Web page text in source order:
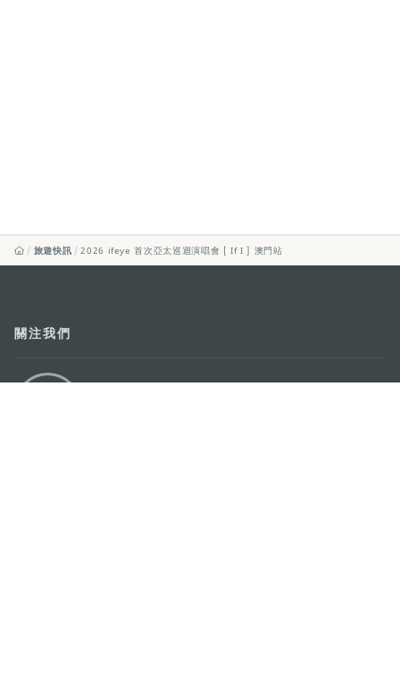
旅遊快訊 2026 ifeye 首次亞太巡迴演唱會 [ If I ] 澳門站
關注我們